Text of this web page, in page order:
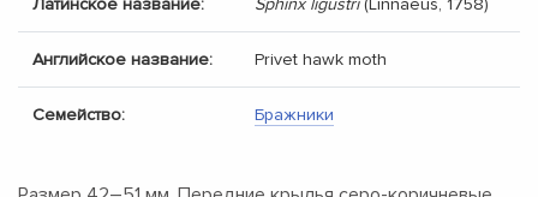
Латинское название: Sphinx ligustri(Linnaeus, 1758)
Английское название: Privet hawk moth
Семейство: Бражники